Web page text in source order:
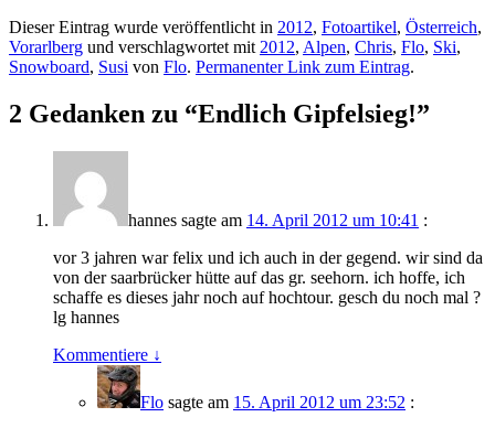
Dieser Eintrag wurde veröffentlicht in 2012, Fotoartikel, Österreich,
Vorarlberg und verschlagwortet mit 2012, Alpen, Chris, Flo, Ski,
Snowboard, Susi von Flo. Permanenter Link zum Eintrag.
2 Gedanken zu “Endlich Gipfelsieg!”
hannes sagte am 14. April 2012 um 10:41 :
vor 3 jahren war felix und ich auch in der gegend. wir sind da
von der saarbrücker hütte auf das gr. seehorn. ich hoffe, ich
schaffe es dieses jahr noch auf hochtour. gesch du noch mal ?
lg hannes
Kommentiere ↓
Flo sagte am 15. April 2012 um 23:52 :